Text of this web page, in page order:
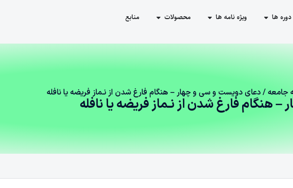
دوره ها ویژه نامه ها محصولات منابع
جامعه / دعای دویست‌ و سی‌ و چهار – هنگام فارغ شدن از نـماز فریضه یا نافله
فارغ شدن از نـماز فریضه یا نافله